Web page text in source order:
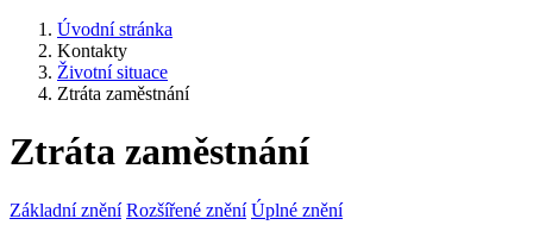
Úvodní stránka
Kontakty
Životní situace
Ztráta zaměstnání
Ztráta zaměstnání
Základní znění Rozšířené znění Úplné znění